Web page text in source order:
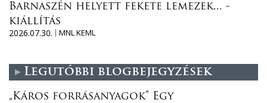
Barnaszén helyett fekete lemezek... -
kiállítás
2026.07.30.
MNL KEML
Legutóbbi blogbejegyzések
„Káros forrásanyagok” Egy